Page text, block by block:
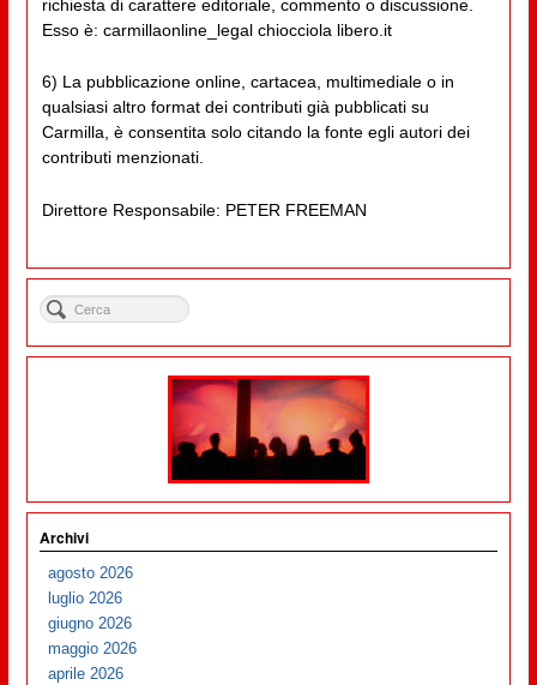
richiesta di carattere editoriale, commento o discussione.
Esso è: carmillaonline_legal chiocciola libero.it
6) La pubblicazione online, cartacea, multimediale o in
qualsiasi altro format dei contributi già pubblicati su
Carmilla, è consentita solo citando la fonte egli autori dei
contributi menzionati.
Direttore Responsabile: PETER FREEMAN
Archivi
agosto 2026
luglio 2026
giugno 2026
maggio 2026
aprile 2026